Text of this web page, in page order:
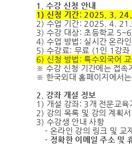
1. 수강 신청 안내
1) 신청 기간: 2025. 3.
2) 수업 기간: 2025. 4.
3) 수강 대상: 초등학교
4) 수업 방법: 실시간 온라
5) 수강료: 무료 (1인 1강좌
6) 신청 방법: 특수외국어
※ 수강 신청 기간에는 접속
※ 한국외대 홈페이지에서
2. 강좌 개설 정보
1) 개설 강좌: 3개 전문교
2) 강의 목록 및 강의 계획
3) 수강생 안내 사항
- 온라인 강의 링크 및 교
- 정확한 이메일 주소 및